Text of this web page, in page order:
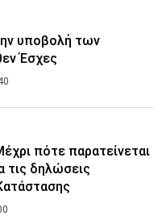
υποβολή των
Έσχες
πότε παρατείνεται
τις δηλώσεις